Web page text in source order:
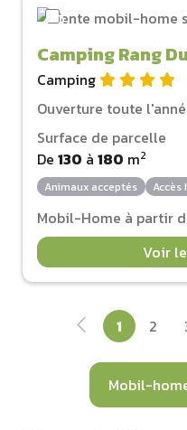
Camping Rang
Camping
Ouverture toute
Surface de parcelle
De 130 à 180 m2
Animaux acceptés Accès
Mobil-Home à partir
Voir
1 2
Mobil-